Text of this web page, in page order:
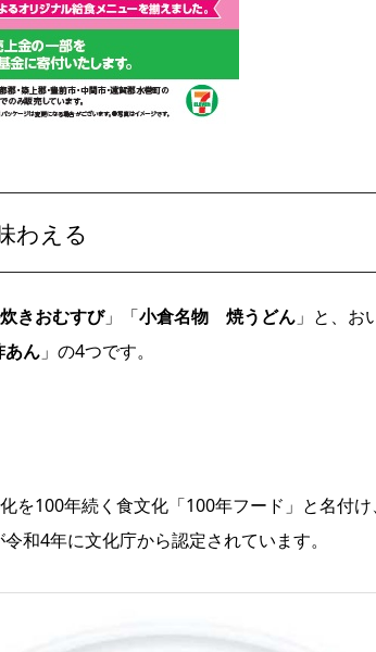
わえる
きおむすび」「小倉名物 焼うどん」と、お
あん」の4つです。
を100年続く食文化「100年フード」と名付
和4年に文化庁から認定されています。